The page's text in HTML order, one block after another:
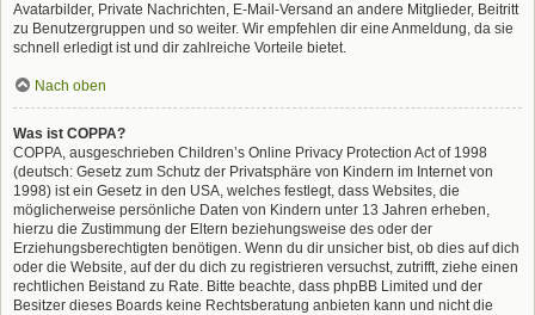
Avatarbilder, Private Nachrichten, E-Mail-Versand an andere Mitglieder, Beitritt
zu Benutzergruppen und so weiter. Wir empfehlen dir eine Anmeldung, da sie
schnell erledigt ist und dir zahlreiche Vorteile bietet.
Nach oben
Was ist COPPA?
COPPA, ausgeschrieben Children’s Online Privacy Protection Act of 1998
(deutsch: Gesetz zum Schutz der Privatsphäre von Kindern im Internet von
1998) ist ein Gesetz in den USA, welches festlegt, dass Websites, die
möglicherweise persönliche Daten von Kindern unter 13 Jahren erheben,
hierzu die Zustimmung der Eltern beziehungsweise des oder der
Erziehungsberechtigten benötigen. Wenn du dir unsicher bist, ob dies auf dich
oder die Website, auf der du dich zu registrieren versuchst, zutrifft, ziehe einen
rechtlichen Beistand zu Rate. Bitte beachte, dass phpBB Limited und der
Besitzer dieses Boards keine Rechtsberatung anbieten kann und nicht die